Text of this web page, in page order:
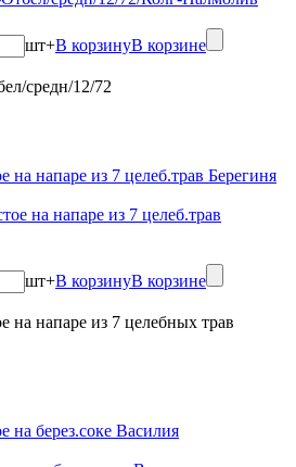
шт+В корзинуВ корзине
средн/12/72
напаре из 7 целеб.трав Берегиня
шт+В корзинуВ корзине
напаре из 7 целебных трав
берез.соке Василия